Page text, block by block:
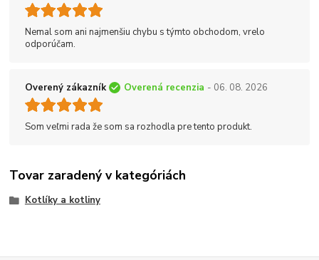
Nemal som ani najmenšiu chybu s týmto obchodom, vrelo
odporúčam.
Overený zákazník Overená recenzia - 06. 08. 2026
Som veľmi rada že som sa rozhodla pre tento produkt.
Tovar zaradený v kategóriách
Kotlíky a kotliny